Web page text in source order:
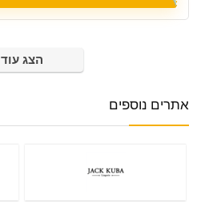
הצג עוד
אתרים נוספים